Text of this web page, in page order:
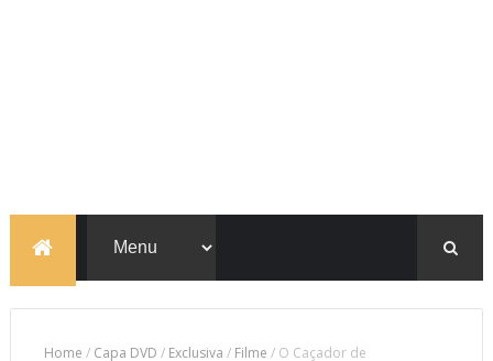
Home / Capa DVD / Exclusiva / Filme / O Caçador de